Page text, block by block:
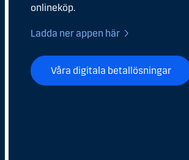
onlineköp.
Ladda ner appen här
Våra digitala betallösningar